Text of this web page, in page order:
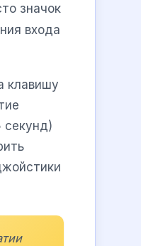
значок
входа
клавишу
секунд)